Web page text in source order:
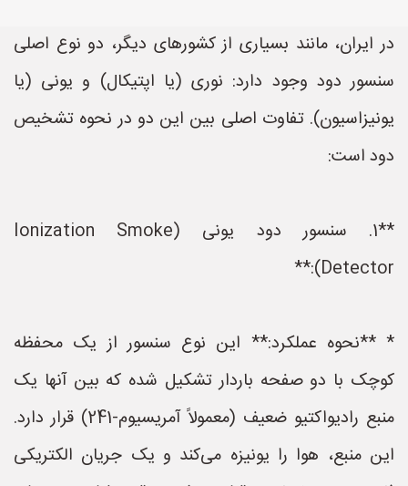
در ایران، مانند بسیاری از کشورهای دیگر، دو نوع اصلی
سنسور دود وجود دارد: نوری (یا اپتیکال) و یونی (یا
یونیزاسیون). تفاوت اصلی بین این دو در نحوه تشخیص
دود است:
**1. سنسور دود یونی (Ionization Smoke
Detector):**
* **نحوه عملکرد:** این نوع سنسور از یک محفظه
کوچک با دو صفحه باردار تشکیل شده که بین آنها یک
منبع رادیواکتیو ضعیف (معمولاً آمریسیوم-241) قرار دارد.
این منبع، هوا را یونیزه می‌کند و یک جریان الکتریکی